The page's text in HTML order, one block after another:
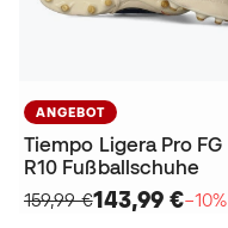
ANGEBOT
Tiempo Ligera Pro FG
R10 Fußballschuhe
159,99 €143,99 €−10%